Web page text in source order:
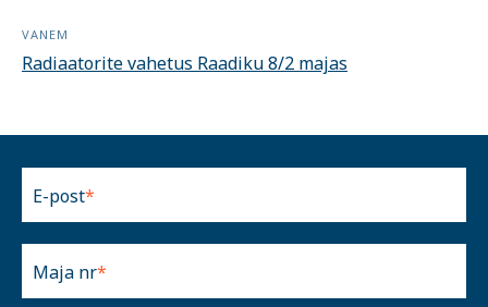
VANEM
Radiaatorite vahetus Raadiku 8/2 majas
E-post
Maja nr